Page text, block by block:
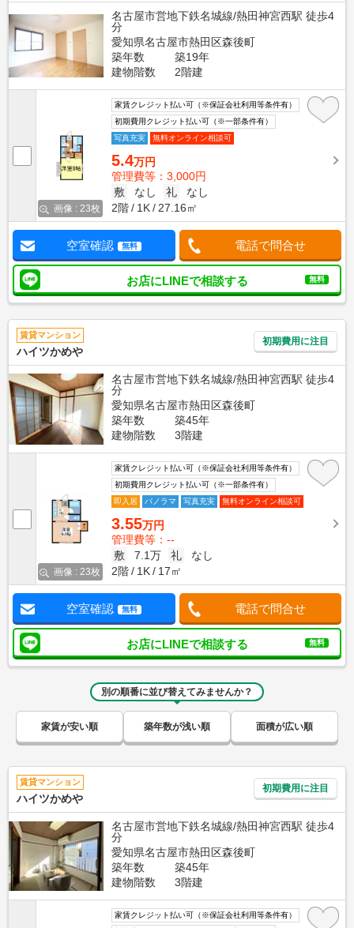
名古屋市営地下鉄名城線/熱田神宮西駅 徒歩4
分
愛知県名古屋市熱田区森後町
築年数
築19年
建物階数
2階建
画像 : 23枚
家賃クレジット払い可（※保証会社利用等条件有）
初期費用クレジット払い可（※一部条件有）
写真充実
無料オンライン相談可
5.4万円
管理費等：3,000円
敷
なし 礼
なし
2階
1K 27.16㎡
空室確認 無料 電話で問合せ
お店にLINEで相談する 無料
賃貸マンション
ハイツかめや
初期費用に注目
名古屋市営地下鉄名城線/熱田神宮西駅 徒歩4
分
愛知県名古屋市熱田区森後町
築年数
築45年
建物階数
3階建
画像 : 23枚
家賃クレジット払い可（※保証会社利用等条件有）
初期費用クレジット払い可（※一部条件有）
即入居
パノラマ 写真充実 無料オンライン相談可
3.55万円
管理費等：--
敷
7.1万 礼
なし
2階
1K 17㎡
空室確認 無料 電話で問合せ
お店にLINEで相談する 無料
別の順番に並び替えてみませんか？
家賃が安い順 築年数が浅い順 面積が広い順
賃貸マンション
ハイツかめや
初期費用に注目
名古屋市営地下鉄名城線/熱田神宮西駅 徒歩4
分
愛知県名古屋市熱田区森後町
築年数
築45年
建物階数
3階建
家賃クレジット払い可（※保証会社利用等条件有）